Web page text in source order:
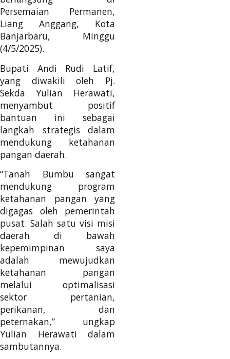
Persemaian Permanen,
Liang Anggang, Kota
Banjarbaru, Minggu
(4/5/2025).
Bupati Andi Rudi Latif,
yang diwakili oleh Pj.
Sekda Yulian Herawati,
menyambut positif
bantuan ini sebagai
langkah strategis dalam
mendukung ketahanan
pangan daerah.
“Tanah Bumbu sangat
mendukung program
ketahanan pangan yang
digagas oleh pemerintah
pusat. Salah satu visi misi
daerah di bawah
kepemimpinan saya
adalah mewujudkan
ketahanan pangan
melalui optimalisasi
sektor pertanian,
perikanan, dan
peternakan,” ungkap
Yulian Herawati dalam
sambutannya.